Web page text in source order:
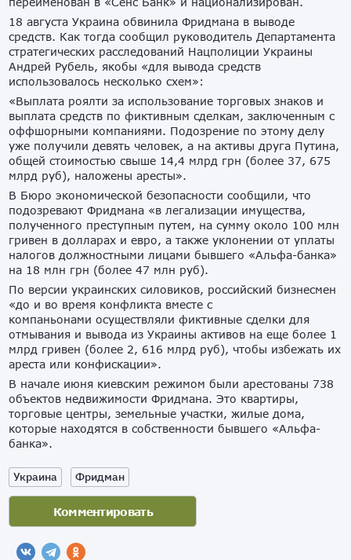
18 августа Украина обвинила Фридмана в выводе
средств. Как тогда сообщил руководитель Департамента
стратегических расследований Нацполиции Украины
Андрей Рубель, якобы «для вывода средств
использовалось несколько схем»:
«Выплата роялти за использование торговых знаков и
выплата средств по фиктивным сделкам, заключенным с
оффшорными компаниями. Подозрение по этому делу
уже получили девять человек, а на активы друга Путина,
общей стоимостью свыше 14,4 млрд грн (более 37, 675
млрд руб), наложены аресты».
В Бюро экономической безопасности сообщили, что
подозревают Фридмана «в легализации имущества,
полученного преступным путем, на сумму около 100 млн
гривен в долларах и евро, а также уклонении от уплаты
налогов должностными лицами бывшего «Альфа-банка»
на 18 млн грн (более 47 млн руб).
По версии украинских силовиков, российский бизнесмен
«до и во время конфликта вместе с
компаньонами осуществляли фиктивные сделки для
отмывания и вывода из Украины активов на еще более 1
млрд гривен (более 2, 616 млрд руб), чтобы избежать их
ареста или конфискации».
В начале июня киевским режимом были арестованы 738
объектов недвижимости Фридмана. Это квартиры,
торговые центры, земельные участки, жилые дома,
которые находятся в собственности бывшего «Альфа-
банка».
Украина Фридман